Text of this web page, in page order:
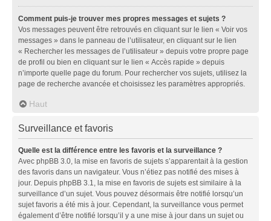
Comment puis-je trouver mes propres messages et sujets ?
Vos messages peuvent être retrouvés en cliquant sur le lien « Voir vos
messages » dans le panneau de l’utilisateur, en cliquant sur le lien
« Rechercher les messages de l’utilisateur » depuis votre propre page
de profil ou bien en cliquant sur le lien « Accès rapide » depuis
n’importe quelle page du forum. Pour rechercher vos sujets, utilisez la
page de recherche avancée et choisissez les paramètres appropriés.
Haut
Surveillance et favoris
Quelle est la différence entre les favoris et la surveillance ?
Avec phpBB 3.0, la mise en favoris de sujets s’apparentait à la gestion
des favoris dans un navigateur. Vous n’étiez pas notifié des mises à
jour. Depuis phpBB 3.1, la mise en favoris de sujets est similaire à la
surveillance d’un sujet. Vous pouvez désormais être notifié lorsqu’un
sujet favoris a été mis à jour. Cependant, la surveillance vous permet
également d’être notifié lorsqu’il y a une mise à jour dans un sujet ou